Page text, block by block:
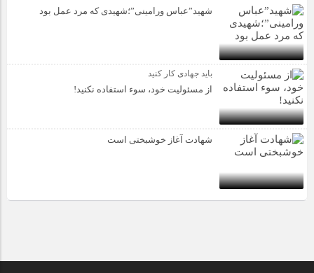
شهید”عباس ورامینی”؛شهیدی که مرد عمل بود
باید جهادی کار کنید
از مسئولیت خود، سوء استفاده نکنید!
شهادت آغاز خوشبختی است